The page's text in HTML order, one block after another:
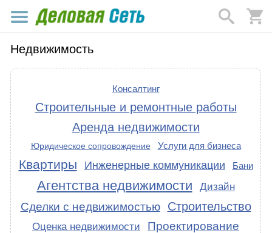
Недвижимость
Консалтинг
Строительные и ремонтные работы
Аренда недвижимости
Юридическое сопровождение Услуги для бизнеса
Квартиры Инженерные коммуникации Бани
Агентства недвижимости Дизайн
Сделки с недвижимостью Строительство
Оценка недвижимости
Проектирование